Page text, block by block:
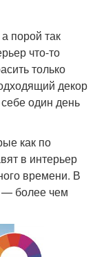
порой так
что-то
только
декор
один день
как по
в интерьер
времени. В
— более чем